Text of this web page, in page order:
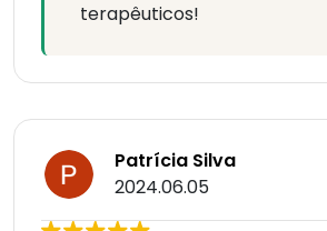
terapêuticos!
Patrícia Silva
2024.06.05